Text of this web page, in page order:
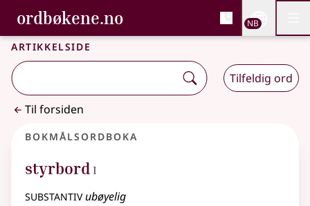
Gå til hovedinnhold
Tilgjengelighet
ordbøkene.no, Bokmålsordboka og
Bokmålsordboka og Nynorskordboka
NB
Artikkelside
Tilfeldig ord
Til forsiden
Bokmålsordboka
styrbord 1
I
substantivubøyelig